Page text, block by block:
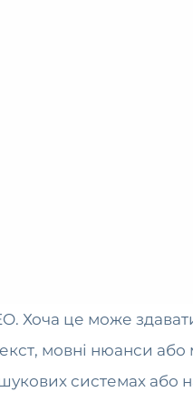
Хоча це може
мовні нюанси або
системах або